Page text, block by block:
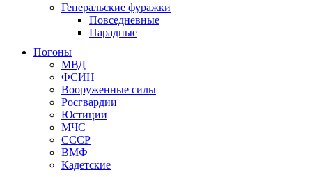
Генеральские фуражки
Повседневные
Парадные
Погоны
МВД
ФСИН
Вооруженные силы
Росгвардии
Юстиции
МЧС
СССР
ВМФ
Кадетские